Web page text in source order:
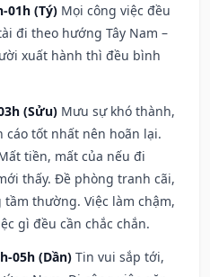
01h (Tý) Mọi công việc đều
đi theo hướng Tây Nam –
xuất hành thì đều bình
(Sửu) Mưu sự khó thành,
cáo tốt nhất nên hoãn lại.
tiền, mất của nếu đi
thấy. Đề phòng tranh cãi,
thường. Việc làm chậm,
gì đều cần chắc chắn.
05h (Dần) Tin vui sắp tới,